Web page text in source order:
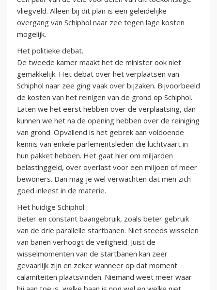
vliegveld. Alleen bij dit plan is een geleidelijke
overgang van Schiphol naar zee tegen lage kosten
mogelijk.
Het politieke debat.
De tweede kamer maakt het de minister ook niet
gemakkelijk. Het debat over het verplaatsen van
Schiphol naar zee ging vaak over bijzaken. Bijvoorbeeld
de kosten van het reinigen van de grond op Schiphol.
Laten we het eerst hebben over de verplaatsing, dan
kunnen we het na de opening hebben over de reiniging
van grond. Opvallend is het gebrek aan voldoende
kennis van enkele parlementsleden die luchtvaart in
hun pakket hebben. Het gaat hier om miljarden
belastinggeld, over overlast voor een miljoen of meer
bewoners. Dan mag je wel verwachten dat men zich
goed inleest in de materie.
Het huidige Schiphol.
Beter en constant baangebruik, zoals beter gebruik
van de drie parallelle startbanen. Niet steeds wisselen
van banen verhoogt de veiligheid. Juist de
wisselmomenten van de startbanen kan zeer
gevaarlijk zijn en zeker wanneer op dat moment
calamiteiten plaatsvinden. Niemand weet meer waar